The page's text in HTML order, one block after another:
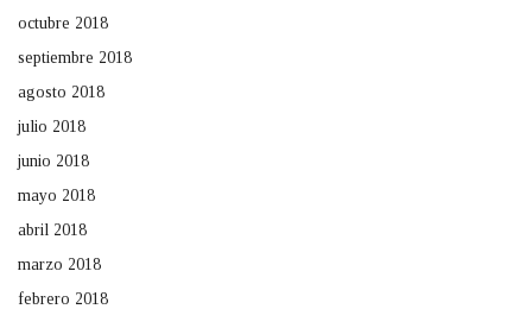
octubre 2018
septiembre 2018
agosto 2018
julio 2018
junio 2018
mayo 2018
abril 2018
marzo 2018
febrero 2018